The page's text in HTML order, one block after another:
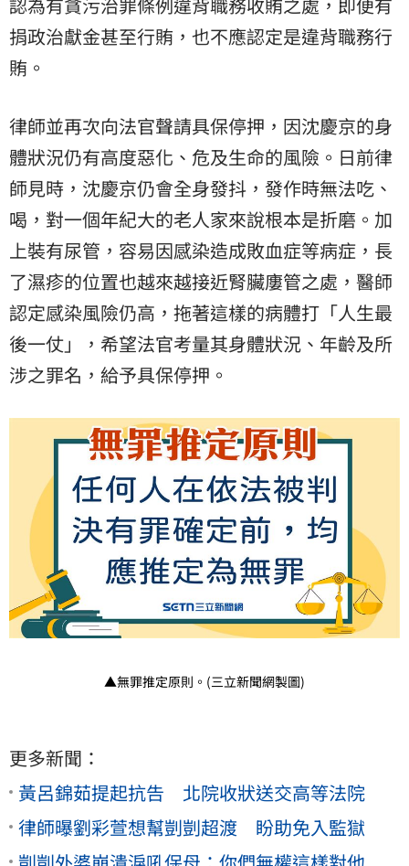
捐政治獻金甚至行賄，也不應認定是違背職務行
賄。
律師並再次向法官聲請具保停押，因沈慶京的身
體狀況仍有高度惡化、危及生命的風險。日前律
師見時，沈慶京仍會全身發抖，發作時無法吃、
喝，對一個年紀大的老人家來說根本是折磨。加
上裝有尿管，容易因感染造成敗血症等病症，長
了濕疹的位置也越來越接近腎臟廔管之處，醫師
認定感染風險仍高，拖著這樣的病體打「人生最
後一仗」，希望法官考量其身體狀況、年齡及所
涉之罪名，給予具保停押。
▲無罪推定原則。(三立新聞網製圖)
更多新聞：
黃呂錦茹提起抗告 北院收狀送交高等法院
律師曝劉彩萱想幫剴剴超渡 盼助免入監獄